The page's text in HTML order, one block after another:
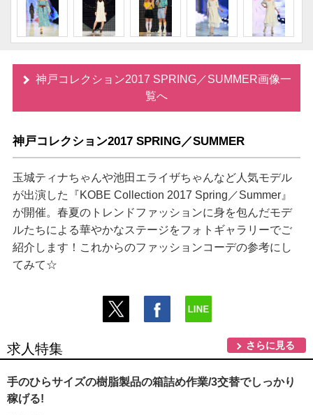
神戸コレクション2017 SPRING／SUMMER画像一
覧へ
神戸コレクション2017 SPRING／SUMMER
玉城ティナちゃんや池田エライザちゃんなど人気モデル
が出演した『KOBE Collection 2017 Spring／Summer』
が開催。春夏のトレンドファッションに身を包んだモデ
ルたちによる華やかなステージをフォトギャラリーでご
紹介します！これからのファッションコーデの参考にし
てみて☆
求人特集 さらに見る
手のひらサイズの樹脂製品の箱詰め作業/3交替でしっかり
稼げる!